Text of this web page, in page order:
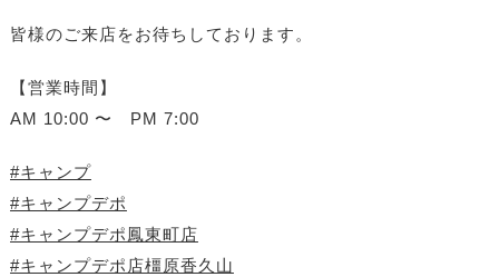
皆様のご来店をお待ちしております。
【営業時間】
AM 10:00 〜 PM 7:00
#キャンプ
#キャンプデポ
#キャンプデポ鳳東町店
#キャンプデポ店橿原香久山